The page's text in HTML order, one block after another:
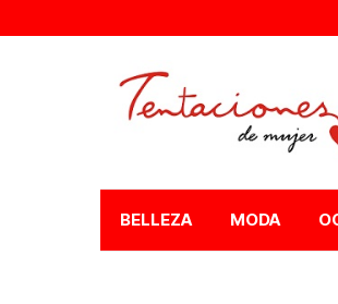
BELLEZA MODA